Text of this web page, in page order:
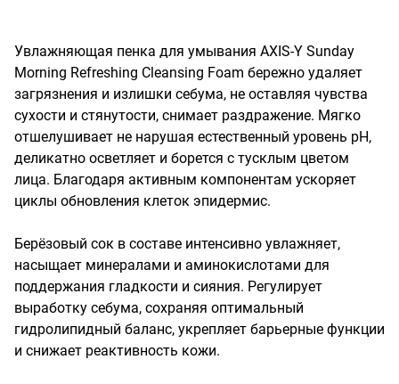
Увлажняющая пенка для умывания AXIS-Y Sunday
Morning Refreshing Cleansing Foam бережно удаляет
загрязнения и излишки себума, не оставляя чувства
сухости и стянутости, снимает раздражение. Мягко
отшелушивает не нарушая естественный уровень pH,
деликатно осветляет и борется с тусклым цветом
лица. Благодаря активным компонентам ускоряет
циклы обновления клеток эпидермис.
Берёзовый сок в составе интенсивно увлажняет,
насыщает минералами и аминокислотами для
поддержания гладкости и сияния. Регулирует
выработку себума, сохраняя оптимальный
гидролипидный баланс, укрепляет барьерные функции
и снижает реактивность кожи.